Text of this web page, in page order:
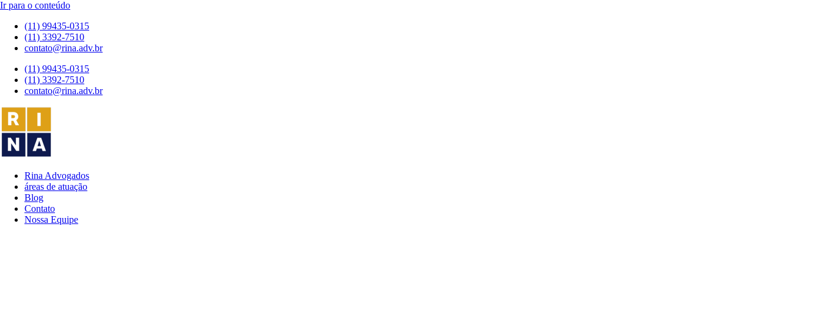
Ir para o conteúdo
(11) 99435-0315
(11) 3392-7510
contato@rina.adv.br
(11) 99435-0315
(11) 3392-7510
contato@rina.adv.br
Rina Advogados
áreas de atuação
Blog
Contato
Nossa Equipe